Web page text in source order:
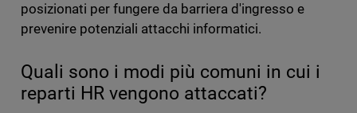
posizionati per fungere da barriera d'ingresso e
prevenire potenziali attacchi informatici.
Quali sono i modi più comuni in cui i
reparti HR vengono attaccati?